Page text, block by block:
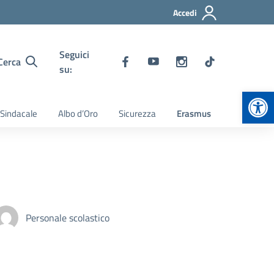
Accedi
Seguici
su:
Albo d’Oro Sicurezza Erasmus
Personale scolastico